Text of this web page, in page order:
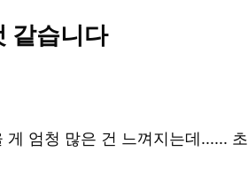
같습니다
엄청 많은 건 느껴지는데......